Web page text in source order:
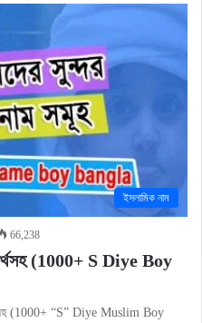
ইসলামিক নাম
66,238
অর্থসহ (1000+ S Diye Boy
(1000+ “S” Diye Muslim Boy